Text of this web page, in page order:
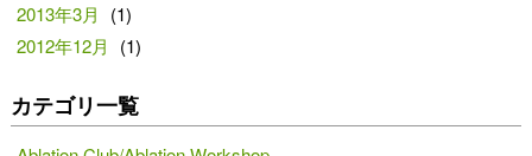
2013年3月
(1)
2012年12月
(1)
カテゴリ一覧